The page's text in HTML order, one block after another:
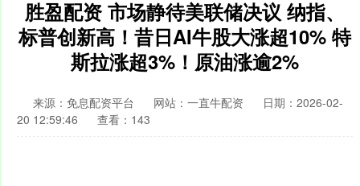
胜盈配资 市场静待美联储决议 纳指、
标普创新高！昔日AI牛股大涨超10% 特
斯拉涨超3%！原油涨逾2%
来源：免息配资平台 网站：一直牛配资
日期：2026-02-
20 12:59:46
查看：143